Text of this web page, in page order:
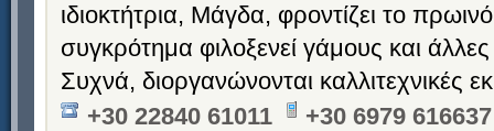
ιδιοκτήτρια, Μάγδα, φροντίζει το
συγκρότημα φιλοξενεί γάμους και
Συχνά, διοργανώνονται καλλιτεχνικές
+30 22840 61011
+30 6979 616637